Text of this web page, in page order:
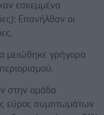
εσκεμμένα
Επανήλθαν οι
μειώθηκε γρήγορα
στην ομάδα
εύρος συμπτωμάτων